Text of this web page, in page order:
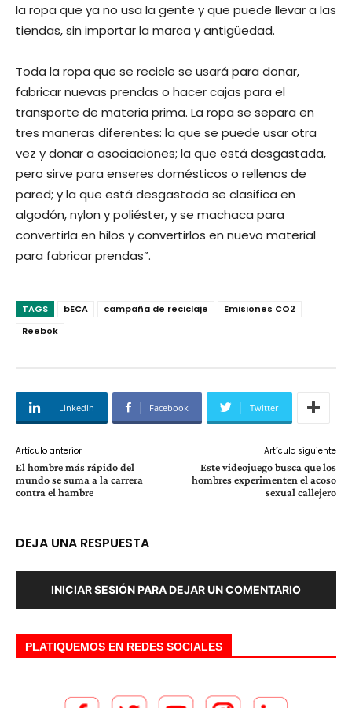
la ropa que ya no usa la gente y que puede llevar a las
tiendas, sin importar la marca y antigüedad.
Toda la ropa que se recicle se usará para donar,
fabricar nuevas prendas o hacer cajas para el
transporte de materia prima. La ropa se separa en
tres maneras diferentes: la que se puede usar otra
vez y donar a asociaciones; la que está desgastada,
pero sirve para enseres domésticos o rellenos de
pared; y la que está desgastada se clasifica en
algodón, nylon y poliéster, y se machaca para
convertirla en hilos y convertirlos en nuevo material
para fabricar prendas”.
TAGS bECA campaña de reciclaje
Emisiones CO2
Reebok
Linkedin Facebook Twitter
Artículo anterior
El hombre más rápido del
mundo se suma a la carrera
contra el hambre
Artículo siguiente
Este videojuego busca que los
hombres experimenten el acoso
sexual callejero
DEJA UNA RESPUESTA
INICIAR SESIÓN PARA DEJAR UN COMENTARIO
PLATIQUEMOS EN REDES SOCIALES